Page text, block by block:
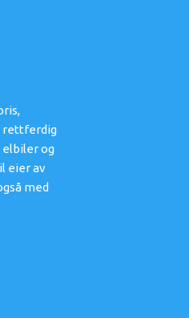
rettferdig
elbiler og
eier av
med